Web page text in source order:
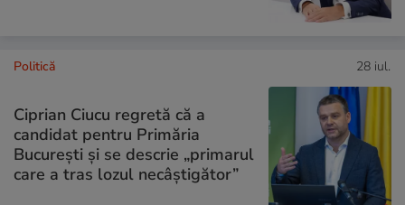
Politică 28 iul.
Ciprian Ciucu regretă că a
candidat pentru Primăria
București și se descrie „primarul
care a tras lozul necâștigător”